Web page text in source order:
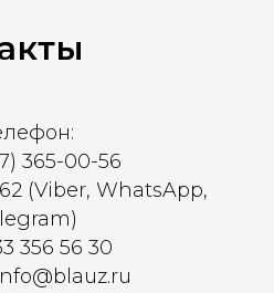
365-00-56
(Viber, WhatsApp,
356 56 30